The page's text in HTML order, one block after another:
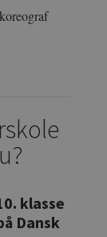
klasse
Dansk